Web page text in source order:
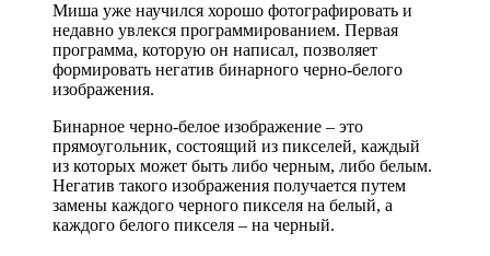
Миша уже научился хорошо фотографировать и
недавно увлекся программированием. Первая
программа, которую он написал, позволяет
формировать негатив бинарного черно-белого
изображения.
Бинарное черно-белое изображение – это
прямоугольник, состоящий из пикселей, каждый
из которых может быть либо черным, либо белым.
Негатив такого изображения получается путем
замены каждого черного пикселя на белый, а
каждого белого пикселя – на черный.